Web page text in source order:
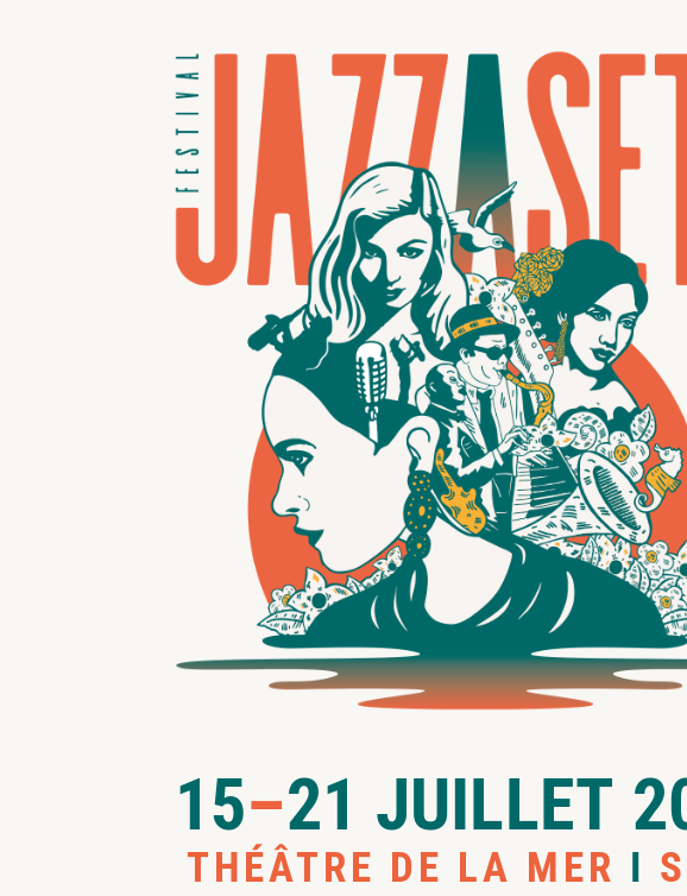
15–21 JUILLET
THÉÂTRE DE LA MER I